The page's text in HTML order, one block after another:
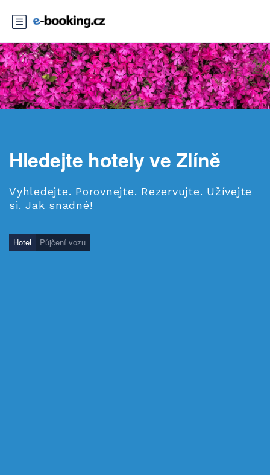
Hledejte hotely ve Zlíně
Vyhledejte. Porovnejte. Rezervujte. Užívejte
si. Jak snadné!
Hotel Půjčení vozu